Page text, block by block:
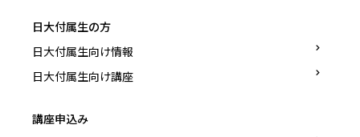
日大付属生の方
日大付属生向け情報
日大付属生向け講座
講座申込み